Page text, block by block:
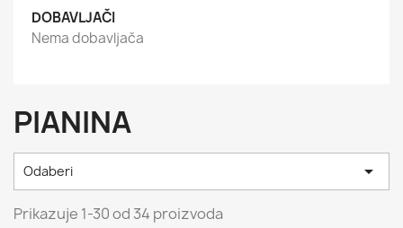
DOBAVLJAČI
Nema dobavljača
PIANINA
Odaberi 
Prikazuje 1-30 od 34 proizvoda